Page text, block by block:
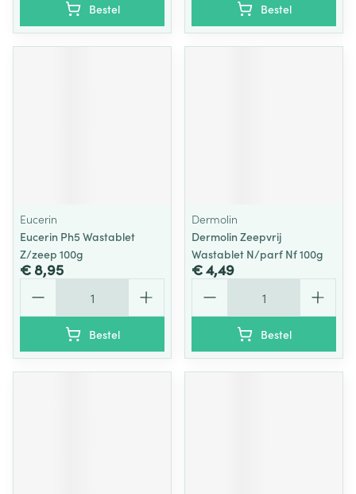
Bestel Bestel
Eucerin
Eucerin Ph5 Wastablet
Z/zeep 100g
€ 8,95
Bestel
Dermolin
Dermolin Zeepvrij
Wastablet N/parf Nf 100g
€ 4,49
Bestel